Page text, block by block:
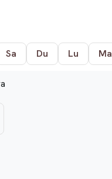
Sa Du Lu Ma